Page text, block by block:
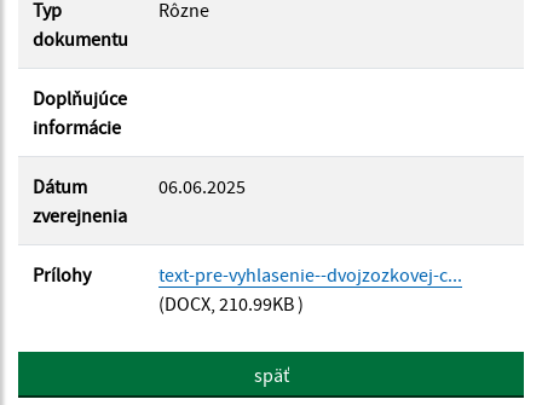
Typ
dokumentu
Rôzne
Doplňujúce
informácie
Dátum
zverejnenia
06.06.2025
Prílohy
text-pre-vyhlasenie--dvojzozkovej-c...
(DOCX, 210.99KB )
späť